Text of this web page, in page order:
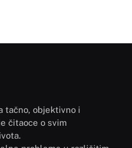
tačno, objektivno i
čitaoce o svim